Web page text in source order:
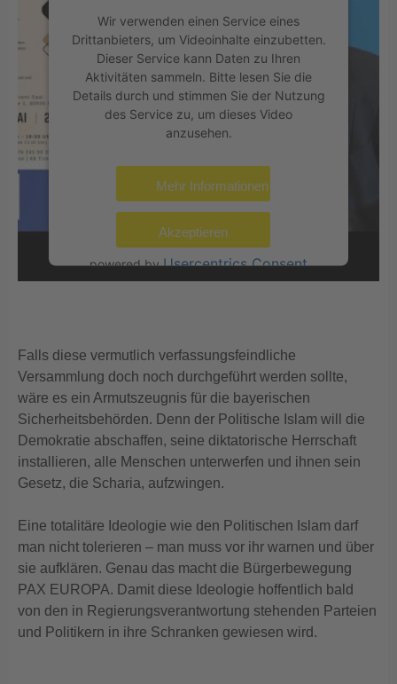
Wir verwenden einen Service eines
Drittanbieters, um Videoinhalte einzubetten.
Dieser Service kann Daten zu Ihren
Aktivitäten sammeln. Bitte lesen Sie die
Details durch und stimmen Sie der Nutzung
des Service zu, um dieses Video
anzusehen.
Mehr Informationen
Akzeptieren
powered byUsercentrics Consent
Management Platform&eRecht24
Falls diese vermutlich verfassungsfeindliche
Versammlung doch noch durchgeführt werden sollte,
wäre es ein Armutszeugnis für die bayerischen
Sicherheitsbehörden. Denn der Politische Islam will die
Demokratie abschaffen, seine diktatorische Herrschaft
installieren, alle Menschen unterwerfen und ihnen sein
Gesetz, die Scharia, aufzwingen.
Eine totalitäre Ideologie wie den Politischen Islam darf
man nicht tolerieren – man muss vor ihr warnen und über
sie aufklären. Genau das macht die Bürgerbewegung
PAX EUROPA. Damit diese Ideologie hoffentlich bald
von den in Regierungsverantwortung stehenden Parteien
und Politikern in ihre Schranken gewiesen wird.